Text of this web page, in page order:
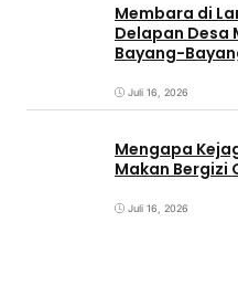
Membara di
Delapan Desa
Bayang-
Juli 16, 2026
Mengapa
Makan Bergizi
Juli 16, 2026